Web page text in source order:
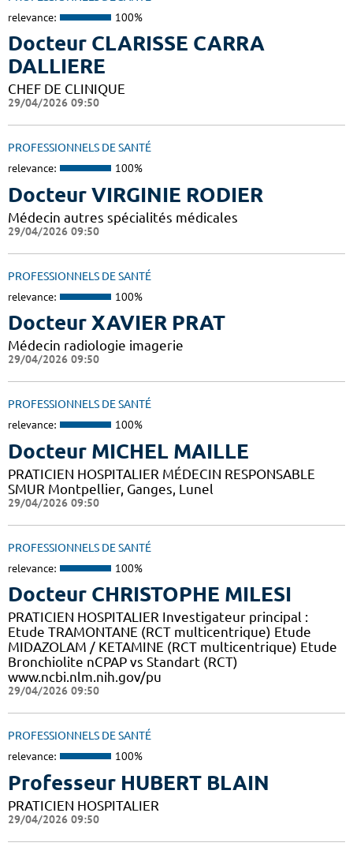
relevance: 100%
Docteur CLARISSE CARRA
DALLIERE
CHEF DE CLINIQUE
29/04/2026 09:50
PROFESSIONNELS DE SANTÉ
relevance: 100%
Docteur VIRGINIE RODIER
Médecin autres spécialités médicales
29/04/2026 09:50
PROFESSIONNELS DE SANTÉ
relevance: 100%
Docteur XAVIER PRAT
Médecin radiologie imagerie
29/04/2026 09:50
PROFESSIONNELS DE SANTÉ
relevance: 100%
Docteur MICHEL MAILLE
PRATICIEN HOSPITALIER MÉDECIN RESPONSABLE
SMUR Montpellier, Ganges, Lunel
29/04/2026 09:50
PROFESSIONNELS DE SANTÉ
relevance: 100%
Docteur CHRISTOPHE MILESI
PRATICIEN HOSPITALIER Investigateur principal :
Etude TRAMONTANE (RCT multicentrique) Etude
MIDAZOLAM / KETAMINE (RCT multicentrique) Etude
Bronchiolite nCPAP vs Standart (RCT)
www.ncbi.nlm.nih.gov/pu
29/04/2026 09:50
PROFESSIONNELS DE SANTÉ
relevance: 100%
Professeur HUBERT BLAIN
PRATICIEN HOSPITALIER
29/04/2026 09:50